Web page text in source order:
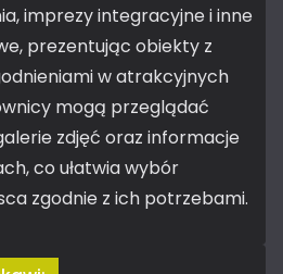
imprezy integracyjne i inne
prezentując obiekty z
w atrakcyjnych
mogą przeglądać
zdjęć oraz informacje
co ułatwia wybór
zgodnie z ich potrzebami.